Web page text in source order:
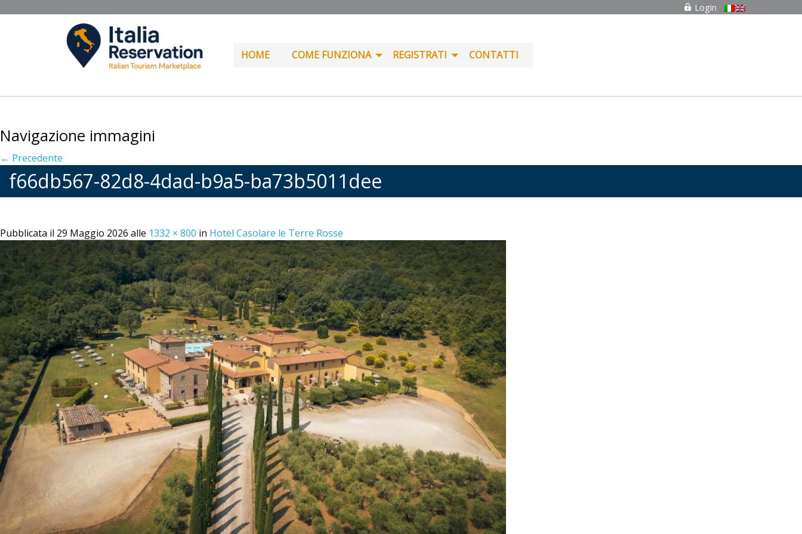
Login
HOME COME FUNZIONA REGISTRATI CONTATTI
Navigazione immagini
← Precedente
f66db567-82d8-4dad-b9a5-ba73b5011dee
Pubblicata il 29 Maggio 2026 alle 1332 × 800 in Hotel Casolare le Terre Rosse